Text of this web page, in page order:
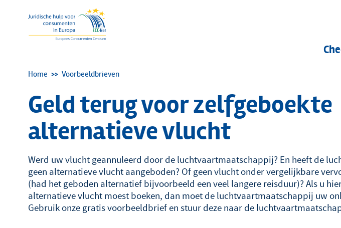
Kruimelpad
Home Voorbeeldbrieven
Geld terug voor zelfgeboekte
alternatieve vlucht
Werd uw vlucht geannuleerd door de luchtvaartmaatschappij? En heeft de
geen alternatieve vlucht aangeboden? Of geen vlucht onder vergelijkbare
(had het geboden alternatief bijvoorbeeld een veel langere reisduur)? Als u
alternatieve vlucht moest boeken, dan moet de luchtvaartmaatschappij uw
Gebruik onze gratis voorbeeldbrief en stuur deze naar de